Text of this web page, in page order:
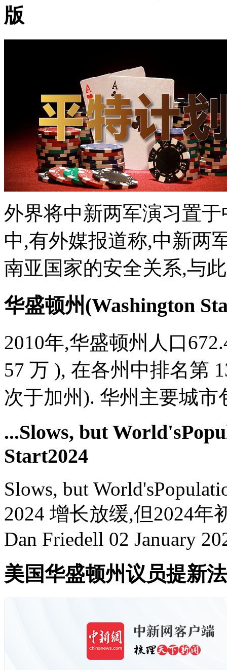
版
外界将中新两军演习置
中,有外媒报道称,中新两
南亚国家的安全关系,与
华盛顿州(Washington
2010年,华盛顿州人口
57 万 ), 在各州中排名第
次于加州). 华州主要城市
...Slows, but
Start2024
Slows, but
2024 增长放缓,但2024年
Dan Friedell 02 January
美国华盛顿州议员提新